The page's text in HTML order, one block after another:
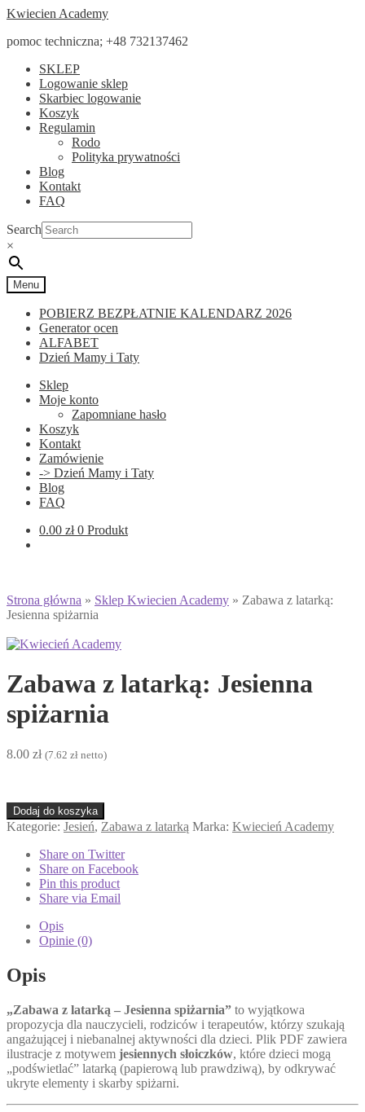
Przejdź
nawigacji
Przejdź
treści
Kwiecien Academy
pomoc techniczna; +48 732137462
SKLEP
Logowanie sklep
Skarbiec logowanie
Koszyk
Regulamin
Rodo
Polityka prywatności
Blog
Kontakt
FAQ
Search
×
Menu
POBIERZ BEZPŁATNIE KALENDARZ 2026
Generator ocen
ALFABET
Dzień Mamy i Taty
Sklep
Moje konto
Zapomniane hasło
Koszyk
Kontakt
Zamówienie
-> Dzień Mamy i Taty
Blog
FAQ
0.00 zł 0 Produkt
Strona główna » Sklep Kwiecien Academy » Zabawa z latarką:
Jesienna spiżarnia
Zabawa z latarką: Jesienna
spiżarnia
8.00 zł (7.62 zł netto)
ilość
Zabawa
latarką:
Jesienna
spiżarnia
Dodaj do koszyka
Kategorie: Jesień, Zabawa z latarką Marka: Kwiecień Academy
Share on Twitter
Share on Facebook
Pin this product
Share via Email
Opis
Opinie (0)
Opis
„Zabawa z latarką – Jesienna spiżarnia” to wyjątkowa
propozycja dla nauczycieli, rodziców i terapeutów, którzy szukają
angażującej i niebanalnej aktywności dla dzieci. Plik PDF zawiera
ilustracje z motywem jesiennych słoiczków, które dzieci mogą
„podświetlać” latarką (papierową lub prawdziwą), by odkrywać
ukryte elementy i skarby spiżarni.